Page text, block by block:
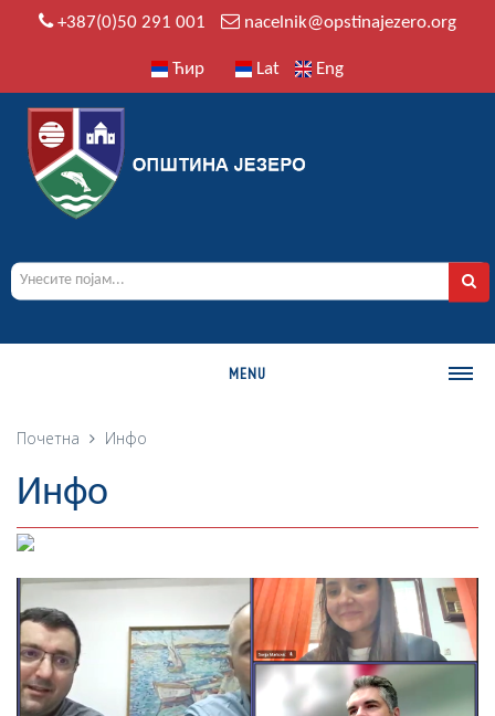
+387(0)50 291 001 nacelnik@opstinajezero.org
Ћир Lat Eng
MENU
Историја
Географија
Насељена мјеста
Занимљивости
Фотогалерија
Почетна Инфо
Инфо